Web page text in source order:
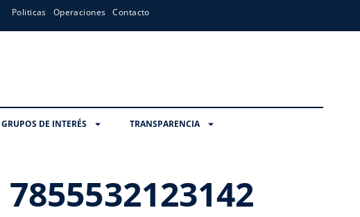
Politicas Operaciones Contacto
GRUPOS DE INTERÉS TRANSPARENCIA
7855532123142